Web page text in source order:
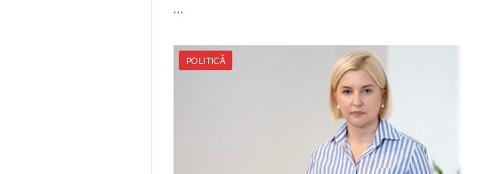
…
POLITICĂ